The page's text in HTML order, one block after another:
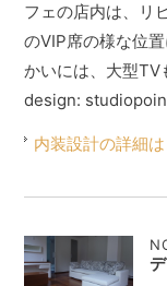
内装設計の詳細
フェの店内は、リ
のVIP席の様な位
かいには、大型TV
design: